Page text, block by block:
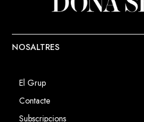
NOSALTRES
El Grup
Contacte
Subscripcions